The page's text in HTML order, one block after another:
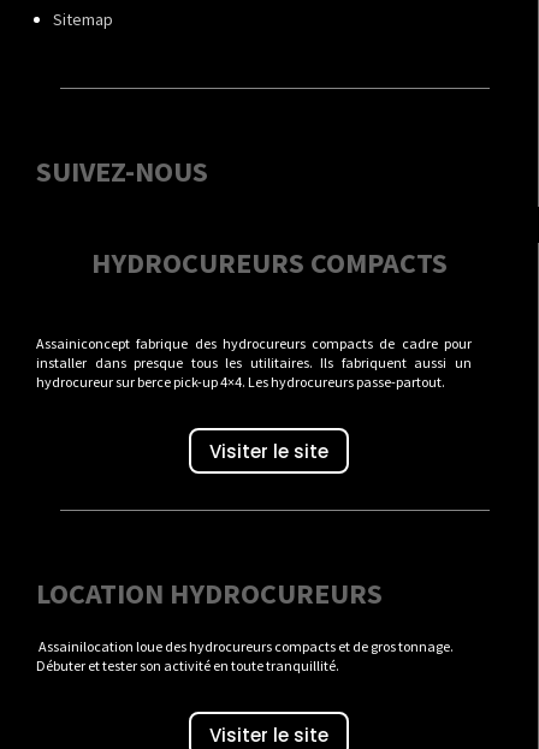
Sitemap
SUIVEZ-NOUS
HYDROCUREURS COMPACTS
Assainiconcept fabrique des hydrocureurs compacts de cadre pour
installer dans presque tous les utilitaires. Ils fabriquent aussi un
hydrocureur sur berce pick-up 4×4. Les hydrocureurs passe-partout.
Visiter le site
LOCATION HYDROCUREURS
Assainilocation loue des hydrocureurs compacts et de gros tonnage.
Débuter et tester son activité en toute tranquillité.
Visiter le site